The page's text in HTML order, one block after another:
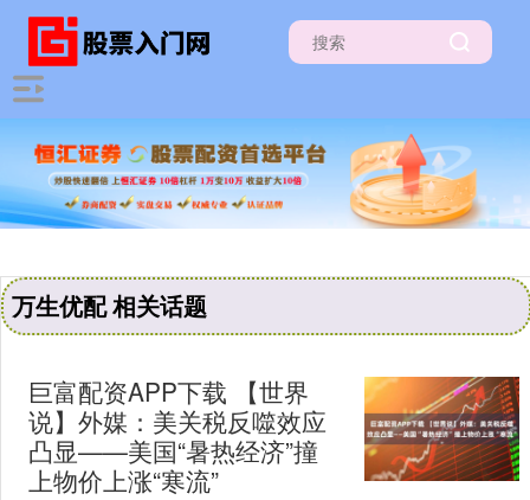
万生优配 相关话题
巨富配资APP下载 【世界
说】外媒：美关税反噬效应
凸显——美国“暑热经济”撞
上物价上涨“寒流”